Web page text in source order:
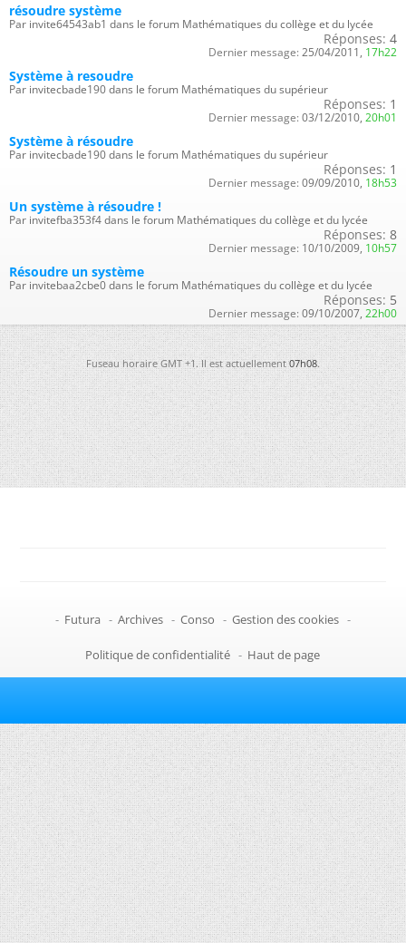
résoudre système
Par invite64543ab1 dans le forum Mathématiques du collège et du lycée
Réponses: 4
Dernier message: 25/04/2011, 17h22
Système à resoudre
Par invitecbade190 dans le forum Mathématiques du supérieur
Réponses: 1
Dernier message: 03/12/2010, 20h01
Système à résoudre
Par invitecbade190 dans le forum Mathématiques du supérieur
Réponses: 1
Dernier message: 09/09/2010, 18h53
Un système à résoudre !
Par invitefba353f4 dans le forum Mathématiques du collège et du lycée
Réponses: 8
Dernier message: 10/10/2009, 10h57
Résoudre un système
Par invitebaa2cbe0 dans le forum Mathématiques du collège et du lycée
Réponses: 5
Dernier message: 09/10/2007, 22h00
Fuseau horaire GMT +1. Il est actuellement07h08.
- Futura - Archives - Conso - Gestion des cookies -
Politique de confidentialité - Haut de page